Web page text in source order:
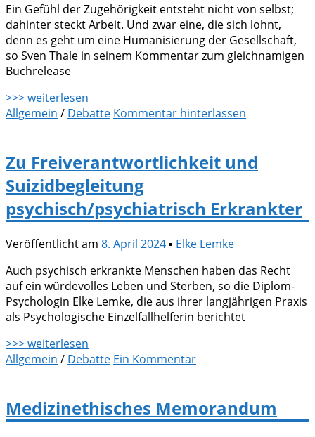
Ein Gefühl der Zugehörigkeit entsteht nicht von selbst;
dahinter steckt Arbeit. Und zwar eine, die sich lohnt,
denn es geht um eine Humanisierung der Gesellschaft,
so Sven Thale in seinem Kommentar zum gleichnamigen
Buchrelease
>>> weiterlesen
Allgemein / Debatte Kommentar hinterlassen
Zu Freiverantwortlichkeit und
Suizidbegleitung
psychisch/psychiatrisch Erkrankter
Veröffentlicht am 8. April 2024▪ Elke Lemke
Auch psychisch erkrankte Menschen haben das Recht
auf ein würdevolles Leben und Sterben, so die Diplom-
Psychologin Elke Lemke, die aus ihrer langjährigen Praxis
als Psychologische Einzelfallhelferin berichtet
>>> weiterlesen
Allgemein / Debatte Ein Kommentar
Medizinethisches Memorandum